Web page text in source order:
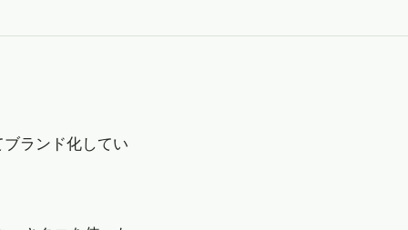
ランド化してい